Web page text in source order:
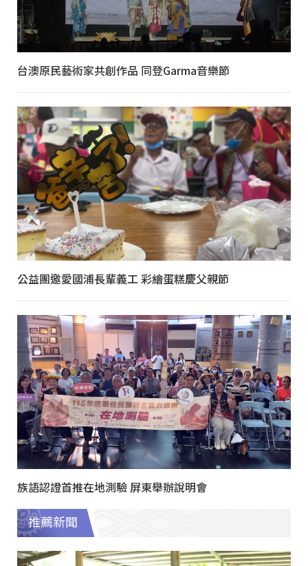
台澳原民藝術家共創作品 同登Garma音樂節
公益團邀愛國浦長輩義工 彩繪蛋糕慶父親節
族語認證首推在地測驗 屏東舉辦說明會
推薦新聞